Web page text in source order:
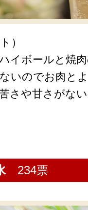
）
ハイボールと焼
いのでお肉と
苦さや甘さがな
234票